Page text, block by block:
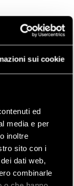
sui cookie
ed
media e per
inoltre
sito con i
dati web,
combinarle